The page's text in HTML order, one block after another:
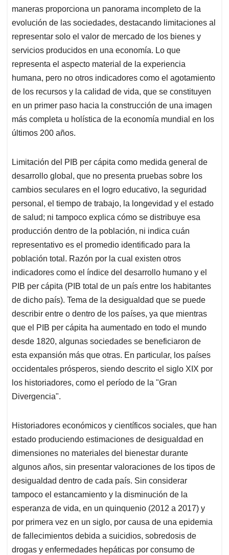
maneras proporciona un panorama incompleto de la
evolución de las sociedades, destacando limitaciones al
representar solo el valor de mercado de los bienes y
servicios producidos en una economía. Lo que
representa el aspecto material de la experiencia
humana, pero no otros indicadores como el agotamiento
de los recursos y la calidad de vida, que se constituyen
en un primer paso hacia la construcción de una imagen
más completa u holística de la economía mundial en los
últimos 200 años.
Limitación del PIB per cápita como medida general de
desarrollo global, que no presenta pruebas sobre los
cambios seculares en el logro educativo, la seguridad
personal, el tiempo de trabajo, la longevidad y el estado
de salud; ni tampoco explica cómo se distribuye esa
producción dentro de la población, ni indica cuán
representativo es el promedio identificado para la
población total. Razón por la cual existen otros
indicadores como el índice del desarrollo humano y el
PIB per cápita (PIB total de un país entre los habitantes
de dicho país). Tema de la desigualdad que se puede
describir entre o dentro de los países, ya que mientras
que el PIB per cápita ha aumentado en todo el mundo
desde 1820, algunas sociedades se beneficiaron de
esta expansión más que otras. En particular, los países
occidentales prósperos, siendo descrito el siglo XIX por
los historiadores, como el período de la "Gran
Divergencia".
Historiadores económicos y científicos sociales, que han
estado produciendo estimaciones de desigualdad en
dimensiones no materiales del bienestar durante
algunos años, sin presentar valoraciones de los tipos de
desigualdad dentro de cada país. Sin considerar
tampoco el estancamiento y la disminución de la
esperanza de vida, en un quinquenio (2012 a 2017) y
por primera vez en un siglo, por causa de una epidemia
de fallecimientos debida a suicidios, sobredosis de
drogas y enfermedades hepáticas por consumo de